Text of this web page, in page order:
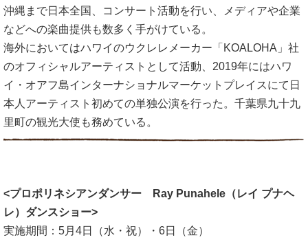
沖縄まで日本全国、コンサート活動を行い、メディアや企業
などへの楽曲提供も数多く手がけている。
海外においてはハワイのウクレレメーカー「KOALOHA」社
のオフィシャルアーティストとして活動、2019年にはハワ
イ・オアフ島インターナショナルマーケットプレイスにて日
本人アーティスト初めての単独公演を行った。千葉県九十九
里町の観光大使も務めている。
<プロポリネシアンダンサー Ray Punahele（レイ プナヘ
レ）ダンスショー>
実施期間：5月4日（水・祝）・6日（金）